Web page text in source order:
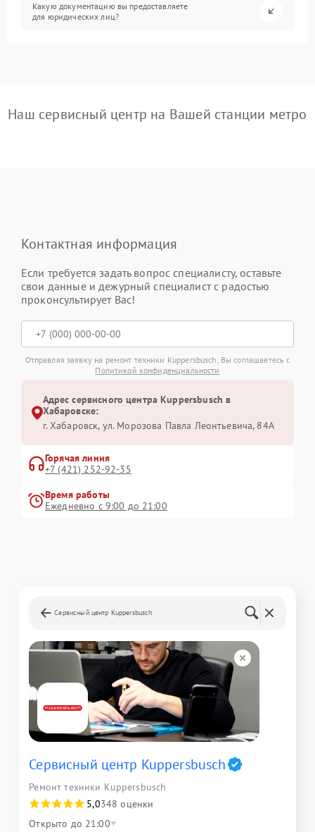
Какую документацию вы предоставляете
для юридических лиц?
Наш сервисный центр на Вашей станции метро
Контактная информация
Если требуется задать вопрос специалисту, оставьте
свои данные и дежурный специалист с радостью
проконсультирует Вас!
Отправляя заявку на ремонт техники Kuppersbusch, Вы соглашаетесь с
Политикой конфиденциальности
Адрес сервисного центра Kuppersbusch в
Хабаровске:
г. Хабаровск, ул. Морозова Павла Леонтьевича, 84А
Горячая линия
+7 (421) 252-92-35
Время работы
Ежедневно с 9:00 до 21:00
Сервисный центр Kuppersbusch
Сервисный центр Kuppersbusch
Ремонт техники Kuppersbusch
5,0348 оценки
Открыто до 21:00